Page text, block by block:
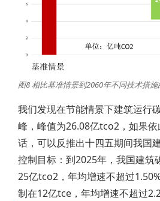
图8 相比基准情景到2060年不同技术措
我们发现在节能情景下建筑运行
峰，峰值为26.08亿tco2，如果
话，可以反推出十四五期间我国
控制目标：到2025年，我国建筑
25亿tco2，年均增速不超过
制在12亿tce，年均增速不超过